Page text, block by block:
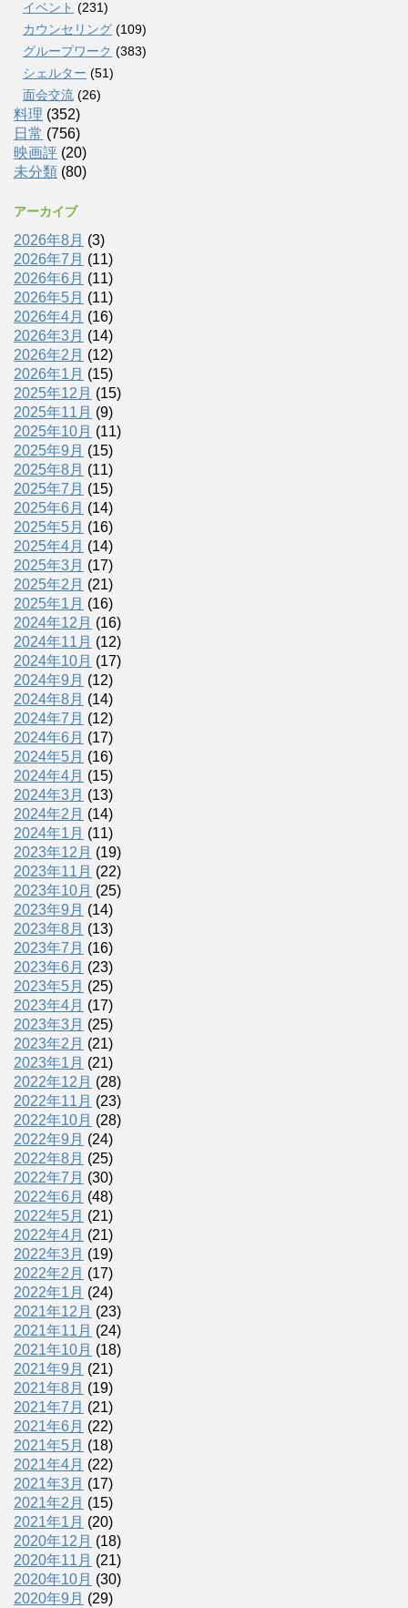
イベント (231)
カウンセリング (109)
グループワーク (383)
シェルター (51)
面会交流 (26)
料理 (352)
日常 (756)
映画評 (20)
未分類 (80)
アーカイブ
2026年8月 (3)
2026年7月 (11)
2026年6月 (11)
2026年5月 (11)
2026年4月 (16)
2026年3月 (14)
2026年2月 (12)
2026年1月 (15)
2025年12月 (15)
2025年11月 (9)
2025年10月 (11)
2025年9月 (15)
2025年8月 (11)
2025年7月 (15)
2025年6月 (14)
2025年5月 (16)
2025年4月 (14)
2025年3月 (17)
2025年2月 (21)
2025年1月 (16)
2024年12月 (16)
2024年11月 (12)
2024年10月 (17)
2024年9月 (12)
2024年8月 (14)
2024年7月 (12)
2024年6月 (17)
2024年5月 (16)
2024年4月 (15)
2024年3月 (13)
2024年2月 (14)
2024年1月 (11)
2023年12月 (19)
2023年11月 (22)
2023年10月 (25)
2023年9月 (14)
2023年8月 (13)
2023年7月 (16)
2023年6月 (23)
2023年5月 (25)
2023年4月 (17)
2023年3月 (25)
2023年2月 (21)
2023年1月 (21)
2022年12月 (28)
2022年11月 (23)
2022年10月 (28)
2022年9月 (24)
2022年8月 (25)
2022年7月 (30)
2022年6月 (48)
2022年5月 (21)
2022年4月 (21)
2022年3月 (19)
2022年2月 (17)
2022年1月 (24)
2021年12月 (23)
2021年11月 (24)
2021年10月 (18)
2021年9月 (21)
2021年8月 (19)
2021年7月 (21)
2021年6月 (22)
2021年5月 (18)
2021年4月 (22)
2021年3月 (17)
2021年2月 (15)
2021年1月 (20)
2020年12月 (18)
2020年11月 (21)
2020年10月 (30)
2020年9月 (29)